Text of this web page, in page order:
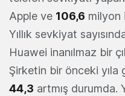
Apple ve 106,6 milyon
Yıllık sevkiyat
Huawei inanılmaz bir
Şirketin bir önceki yıla
44,3 artmış durumda.